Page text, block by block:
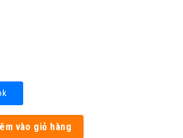
số lượng
vào giỏ hàng